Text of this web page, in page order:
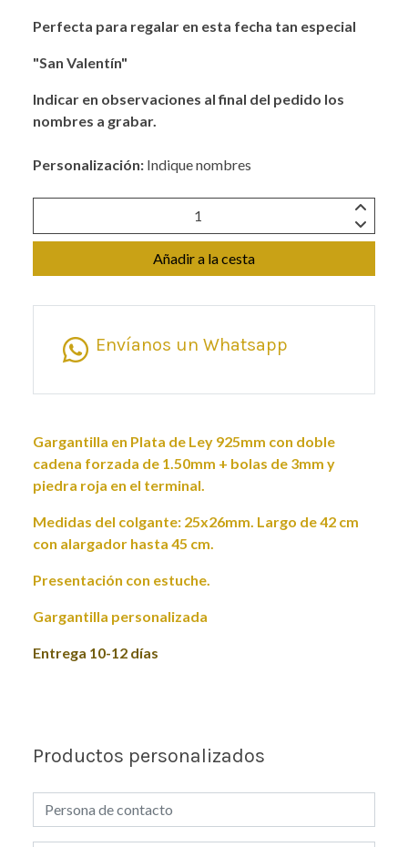
Perfecta para regalar en esta fecha tan especial
"San Valentín"
Indicar en observaciones al final del pedido los
nombres a grabar.
Personalización: Indique nombres
Añadir a la cesta
Envíanos un Whatsapp
Gargantilla en Plata de Ley 925mm con doble
cadena forzada de 1.50mm + bolas de 3mm y
piedra roja en el terminal.
Medidas del colgante: 25x26mm. Largo de 42 cm
con alargador hasta 45 cm.
Presentación con estuche.
Gargantilla personalizada
Entrega 10-12 días
Productos personalizados